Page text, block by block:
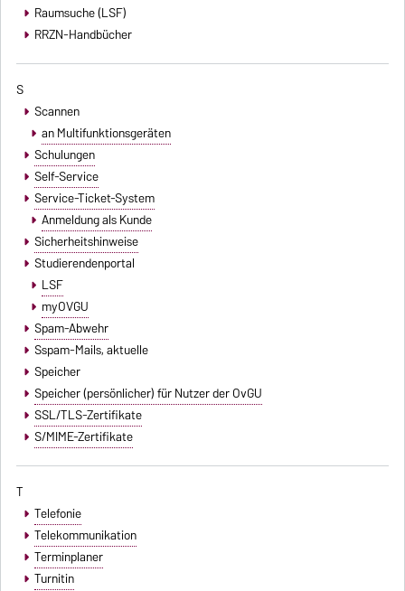
Raumsuche (LSF)
RRZN-Handbücher
S
Scannen
an Multifunktionsgeräten
Schulungen
Self-Service
Service-Ticket-System
Anmeldung als Kunde
Sicherheitshinweise
Studierendenportal
LSF
myOVGU
Spam-Abwehr
Sspam-Mails, aktuelle
Speicher
Speicher (persönlicher) für Nutzer der OvGU
SSL/TLS-Zertifikate
S/MIME-Zertifikate
T
Telefonie
Telekommunikation
Terminplaner
Turnitin